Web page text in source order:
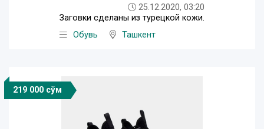
25.12.2020, 03:20
Заговки сделаны из турецкой кожи.
Обувь
Ташкент
219 000 сўм